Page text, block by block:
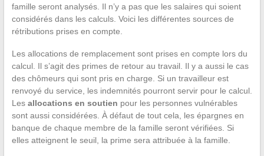
famille seront analysés. Il n’y a pas que les salaires qui soient
considérés dans les calculs. Voici les différentes sources de
rétributions prises en compte.
Les allocations de remplacement sont prises en compte lors du
calcul. Il s’agit des primes de retour au travail. Il y a aussi le cas
des chômeurs qui sont pris en charge. Si un travailleur est
renvoyé du service, les indemnités pourront servir pour le calcul.
Les allocations en soutien pour les personnes vulnérables
sont aussi considérées. À défaut de tout cela, les épargnes en
banque de chaque membre de la famille seront vérifiées. Si
elles atteignent le seuil, la prime sera attribuée à la famille.